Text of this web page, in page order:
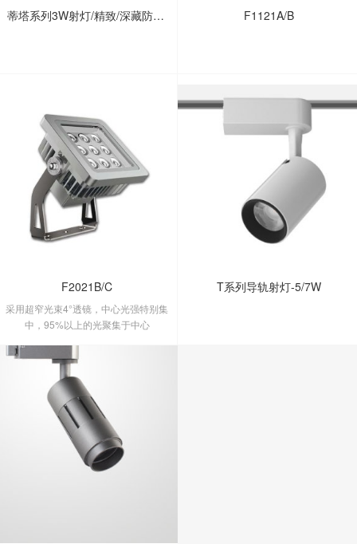
蒂塔系列3W射灯/精致/深藏防眩/
F1121A/B
F2021B/C
采用超窄光束4°透镜，中心光强特别集
中，95%以上的光聚集于中心
T系列导轨射灯-5/7W